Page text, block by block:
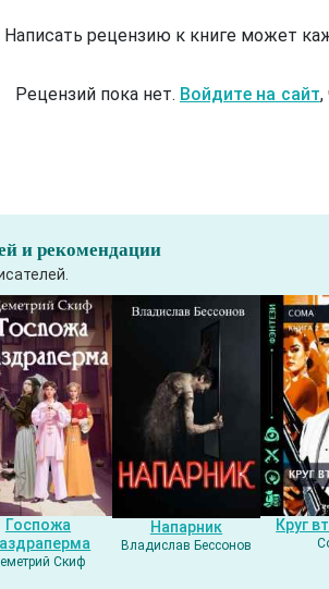
Написать рецензию к книге может
Рецензий пока нет. Войдите на сайт,
и рекомендации
Госпожа
Скиф
Напарник
Владислав Бессонов
Круг